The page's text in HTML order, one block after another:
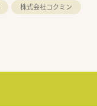
株式会社コクミン